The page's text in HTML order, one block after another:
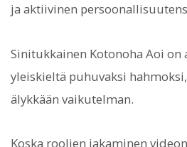
ja aktiivinen
Sinitukkainen Kotonoha Aoi
yleiskieltä puhuvaksi
älykkään vaikutelman.
Koska roolien jakaminen